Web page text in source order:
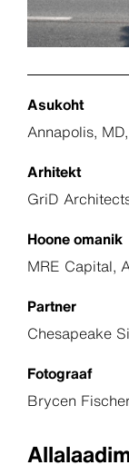
Asukoht
Annapolis,
Arhitekt
GriD
Hoone omanik
MRE Capital,
Partner
Chesapeake
Fotograaf
Brycen